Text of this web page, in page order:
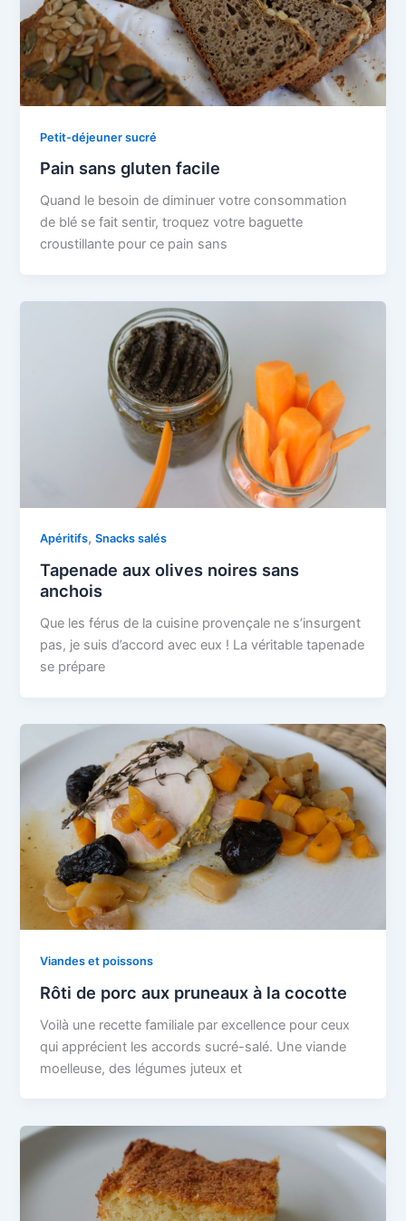
Petit-déjeuner sucré
Pain sans gluten facile
Quand le besoin de diminuer votre consommation
de blé se fait sentir, troquez votre baguette
croustillante pour ce pain sans
Apéritifs,Snacks salés
Tapenade aux olives noires sans
anchois
Que les férus de la cuisine provençale ne s’insurgent
pas, je suis d’accord avec eux ! La véritable tapenade
se prépare
Viandes et poissons
Rôti de porc aux pruneaux à la cocotte
Voilà une recette familiale par excellence pour ceux
qui apprécient les accords sucré-salé. Une viande
moelleuse, des légumes juteux et